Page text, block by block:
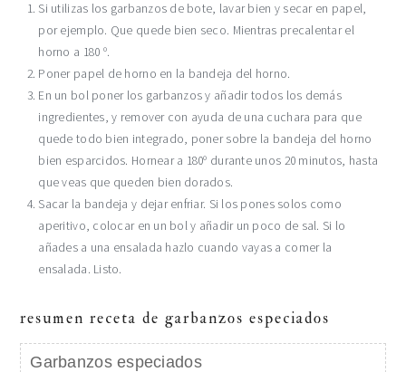
Si utilizas los garbanzos de bote, lavar bien y secar en papel,
por ejemplo. Que quede bien seco. Mientras precalentar el
horno a 180 º.
Poner papel de horno en la bandeja del horno.
En un bol poner los garbanzos y añadir todos los demás
ingredientes, y remover con ayuda de una cuchara para que
quede todo bien integrado, poner sobre la bandeja del horno
bien esparcidos. Hornear a 180º durante unos 20 minutos, hasta
que veas que queden bien dorados.
Sacar la bandeja y dejar enfriar. Si los pones solos como
aperitivo, colocar en un bol y añadir un poco de sal. Si lo
añades a una ensalada hazlo cuando vayas a comer la
ensalada. Listo.
resumen receta de garbanzos especiados
Garbanzos especiados